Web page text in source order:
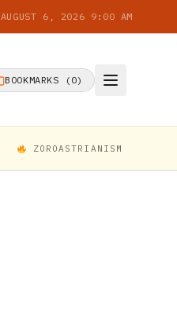
AUGUST 6, 2026 9:00 AM
BOOKMARKS ( 0)
ZOROASTRIANISM